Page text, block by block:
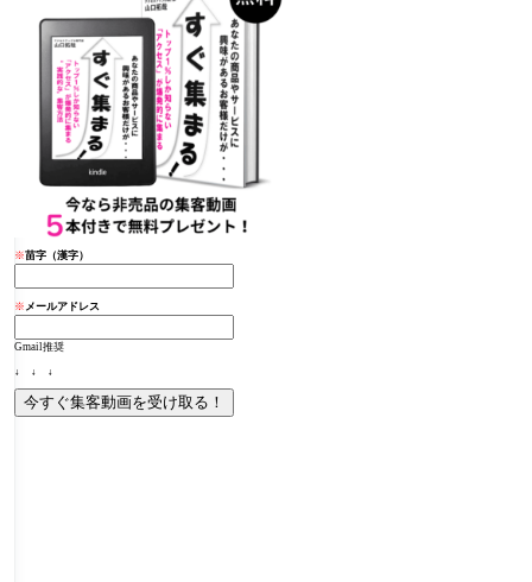
※苗字（漢字）
※ メールアドレス
Gmail推奨
↓ ↓ ↓